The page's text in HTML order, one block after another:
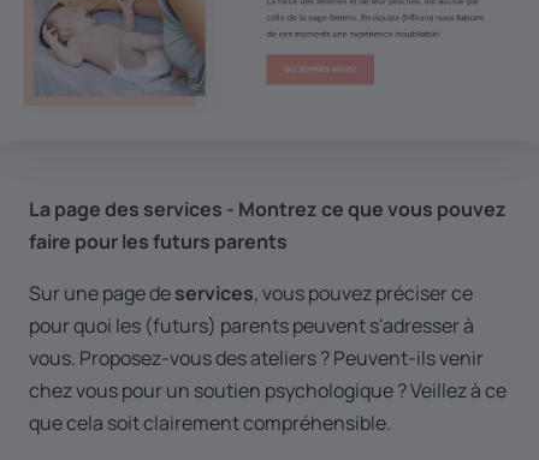
La page des services - Montrez ce que vous pouvez
faire pour les futurs parents
Sur une page deservices, vous pouvez préciser ce
pour quoi les (futurs) parents peuvent s'adresser à
vous. Proposez-vous des ateliers ? Peuvent-ils venir
chez vous pour un soutien psychologique ? Veillez à ce
que cela soit clairement compréhensible.